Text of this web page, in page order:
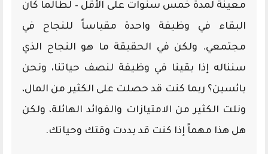
معينة لمدة خمس سنوات على الأقل – لطالما كان
البقاء في وظيفة واحدة مقياساً للنجاح في
مجتمعي. ولكن في الحقيقة ما هو النجاح الذي
سنناله إذا بقينا في وظيفة لنصف حياتنا، ونحن
بائسين؟ ربما كنت قد حصلت على الكثير من المال،
ونلت الكثير من الامتيازات والفوائد الهائلة، ولكن
هل هذا مهماً إذا كنت قد بددت وقتك وحياتك.